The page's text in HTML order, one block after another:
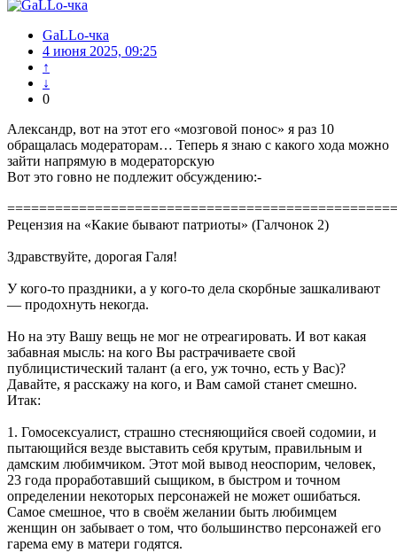
GaLLo-чка
4 июня 2025, 09:25
↑
↓
0
Александр, вот на этот его «мозговой понос» я раз 10
обращалась модераторам… Теперь я знаю с какого хода можно
зайти напрямую в модераторскую
Вот это говно не подлежит обсуждению:-
Рецензия на «Какие бывают патриоты» (Галчонок 2)
Здравствуйте, дорогая Галя!
У кого-то праздники, а у кого-то дела скорбные зашкаливают
— продохнуть некогда.
Но на эту Вашу вещь не мог не отреагировать. И вот какая
забавная мысль: на кого Вы растрачиваете свой
публицистический талант (а его, уж точно, есть у Вас)?
Давайте, я расскажу на кого, и Вам самой станет смешно.
Итак:
1. Гомосексуалист, страшно стесняющийся своей содомии, и
пытающийся везде выставить себя крутым, правильным и
дамским любимчиком. Этот мой вывод неоспорим, человек,
23 года проработавший сыщиком, в быстром и точном
определении некоторых персонажей не может ошибаться.
Самое смешное, что в своём желании быть любимцем
женщин он забывает о том, что большинство персонажей его
гарема ему в матери годятся.